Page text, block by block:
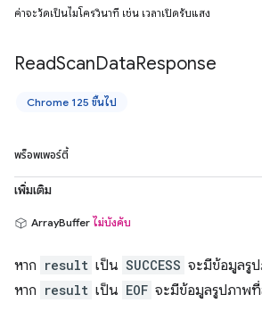
ค่าจะวัดเป็นไมโครวินาที เช่น เวลาเปิดรับแสง
ReadScanDataResponse
Chrome 125 ขึ้นไป
พร็อพเพอร์ตี้
เพิ่มเติม
ArrayBuffer ไม่บังคับ
หาก result เป็น SUCCESS จะมีข้อมูลรู
หาก result เป็น EOF จะมีข้อมูลรูปภาพ